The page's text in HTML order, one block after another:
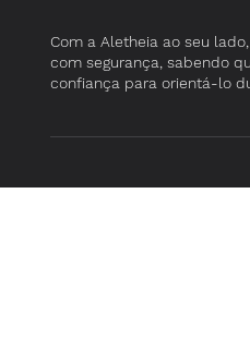
Com a Aletheia ao seu
com segurança, sabendo
confiança para orientá-lo